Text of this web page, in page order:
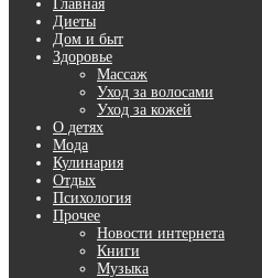
Главная
Диеты
Дом и быт
Здоровье
Массаж
Уход за волосами
Уход за кожей
О детях
Мода
Кулинария
Отдых
Психология
Прочее
Новости интернета
Книги
Музыка